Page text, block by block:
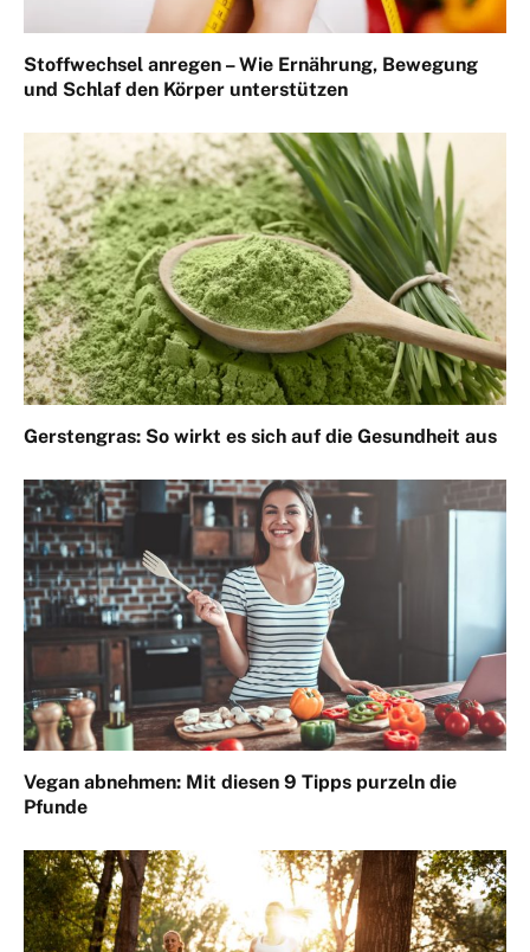
Stoffwechsel anregen – Wie Ernährung, Bewegung
und Schlaf den Körper unterstützen
Gerstengras: So wirkt es sich auf die Gesundheit aus
Vegan abnehmen: Mit diesen 9 Tipps purzeln die
Pfunde